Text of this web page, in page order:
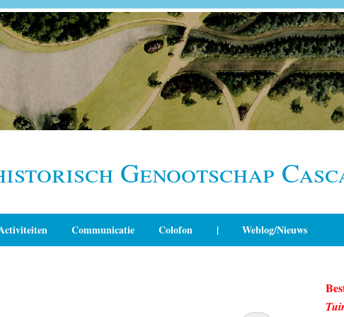
Genootschap
Communicatie Colofon | Weblog/Nieuws